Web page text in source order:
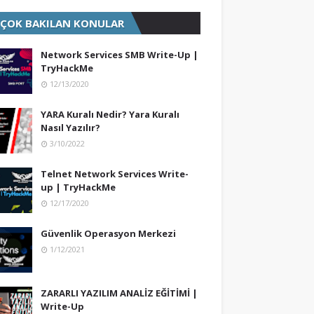
BAKILAN KONULAR
Network Services SMB Write-Up |
TryHackMe
12/13/2020
YARA Kuralı Nedir? Yara Kuralı
Nasıl Yazılır?
3/10/2022
Telnet Network Services Write-
up | TryHackMe
12/17/2020
Güvenlik Operasyon Merkezi
1/12/2021
ZARARLI YAZILIM ANALİZ EĞİTİMİ |
Write-Up